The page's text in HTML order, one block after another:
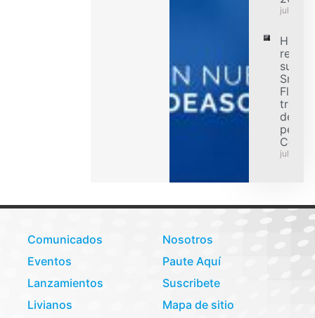
julio 31,
su
Smart
Flex
de
julio 31,
Comunicados
Eventos
Lanzamientos
Livianos
Nosotros
Paute Aquí
Suscribete
Mapa de sitio